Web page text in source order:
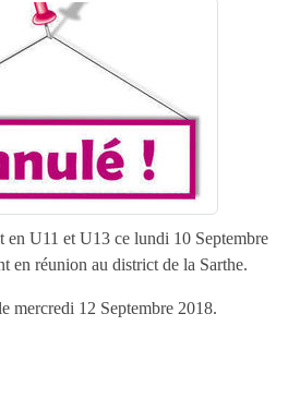
en U11 et U13 ce lundi 10 Septembre
en réunion au district de la Sarthe.
mercredi 12 Septembre 2018.